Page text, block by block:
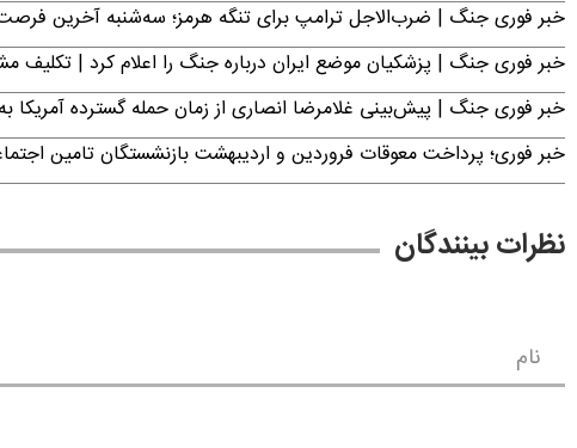
خبر فوری جنگ | ضرب‌الاجل ترامپ برای تنگه هرمز؛ سه‌شنبه آخرین
خبر فوری جنگ | پزشکیان موضع ایران درباره جنگ را اعلام کرد |
خبر فوری جنگ | پیش‌بینی غلامرضا انصاری از زمان حمله گسترده آمریکا
خبر فوری؛ پرداخت معوقات فروردین و اردیبهشت بازنشستگان تامین
نظرات بینندگان
نام